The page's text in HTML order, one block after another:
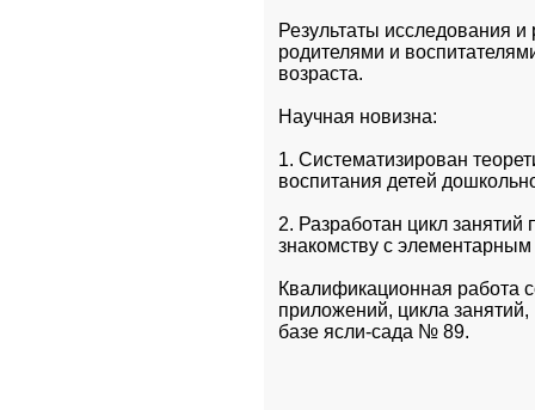
Результаты исследования
родителями и
возраста.
Научная новизна:
1. Систематизирован
воспитания детей
2. Разработан цикл
знакомству с
Квалификационная работа
приложений, цикла
базе ясли-сада № 89.